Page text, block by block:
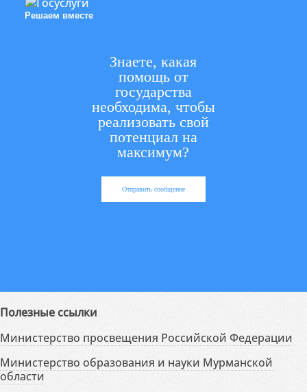
Решаем вместе
Знаете, какая
помощь от
государства
необходима, чтобы
реализовать свой
потенциал на
максимум?
Отправить сообщение
Полезные ссылки
Министерство просвещения Российской Федерации
Министерство образования и науки Мурманской
области